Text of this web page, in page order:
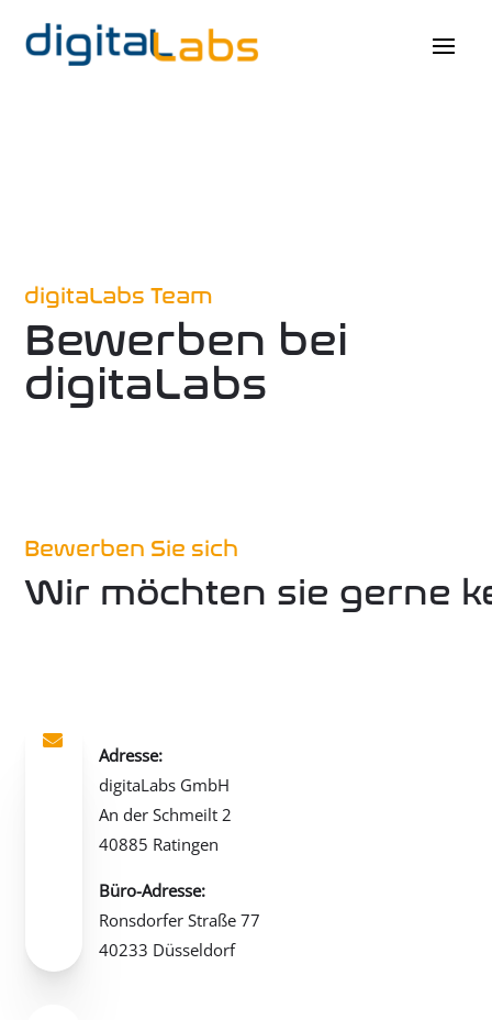
digi­taL­abs Team
Bewer­ben bei
digi­taL­abs
Bewerben Sie sich
Wir möchten sie gerne

Adresse:
digitaLabs GmbH
An der Schmeilt 2
40885 Ratingen
Büro-Adresse:
Ronsdorfer Straße 77
40233 Düsseldorf